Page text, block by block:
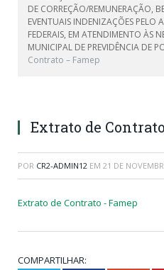
DE CORREÇÃO/REMUNERAÇÃO,
EVENTUAIS INDENIZAÇÕES PELO
FEDERAIS, EM ATENDIMENTO ÀS
MUNICIPAL DE PREVIDÊNCIA DE
Contrato – Famep
Extrato de
POR CR2-ADMIN12 EM 21 DE
Extrato de Contrato - Famep
COMPARTILHAR: